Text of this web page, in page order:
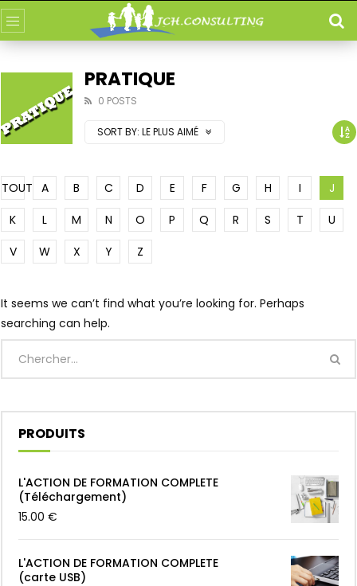
PRATIQUE
0 POSTS
SORT BY: LE PLUS AIMÉ
TOUT A B C D E F G H I
J
K
L M N O P Q R S T
U
V
W X Y Z
It seems we can’t find what you’re looking for. Perhaps
searching can help.
PRODUITS
L'ACTION DE FORMATION COMPLETE
(Téléchargement)
15.00 €
L'ACTION DE FORMATION COMPLETE
(carte USB)